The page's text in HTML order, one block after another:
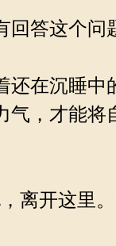
答这个问
在沉睡中
气，才能将
离开这里。